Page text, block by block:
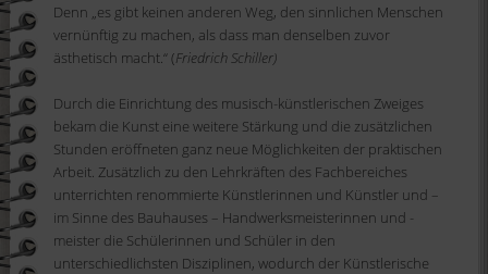
Denn „es gibt keinen anderen Weg, den sinnlichen Menschen
vernünftig zu machen, als dass man denselben zuvor
ästhetisch macht.“ (Friedrich Schiller)
Durch die Einrichtung des musisch-künstlerischen Zweiges
bekam die Kunst eine weitere Stärkung und die zusätzlichen
Stunden eröffneten ganz neue Möglichkeiten der praktischen
Arbeit. Zusätzlich zu den Lehrkräften des Fachbereiches
unterrichten renommierte Künstlerinnen und Künstler und –
im Sinne des Bauhauses – Handwerksmeisterinnen und -
meister die Schülerinnen und Schüler in den
unterschiedlichsten Disziplinen, wodurch der Künstlerische